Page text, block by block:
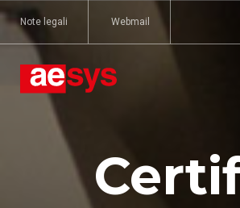
Note legali Webmail